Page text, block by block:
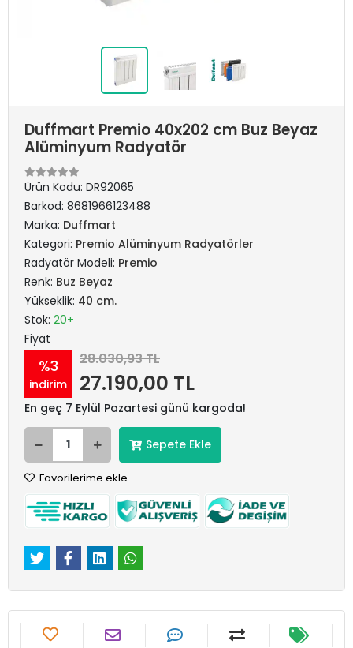
Duffmart Premio 40x202 cm Buz Beyaz
Alüminyum Radyatör
Ürün Kodu: DR92065
Barkod: 8681966123488
Marka: Duffmart
Kategori: Premio Alüminyum Radyatörler
Radyatör Modeli: Premio
Renk: Buz Beyaz
Yükseklik: 40 cm.
Stok: 20+
Fiyat
%3
indirim
28.030,93 TL
27.190,00 TL
En geç 7 Eylül Pazartesi günü kargoda!
Sepete Ekle
Favorilerime ekle